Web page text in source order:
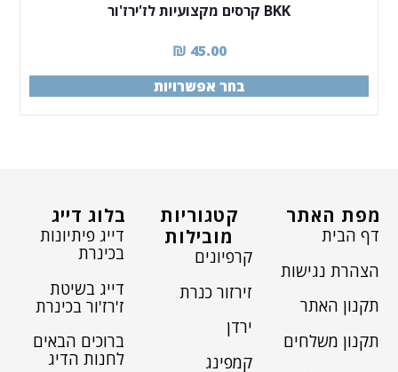
BKK קרסים מקצועיות לז'ירז'ור
45.00
₪
בחר אפשרויות
מפת האתר
דף הבית
הצהרת נגישות
תקנון האתר
תקנון משלחים
קטגוריות
מובילות
קרפיונים
זירזור כנרת
ירדן
קמפינג
בלוג דייג
דייג פיתיונות
בכינרת
דייג בשיטת
ז'רז'ור בכינרת
ברוכים הבאים
לחנות הדיג